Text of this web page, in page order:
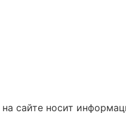
сайте носит